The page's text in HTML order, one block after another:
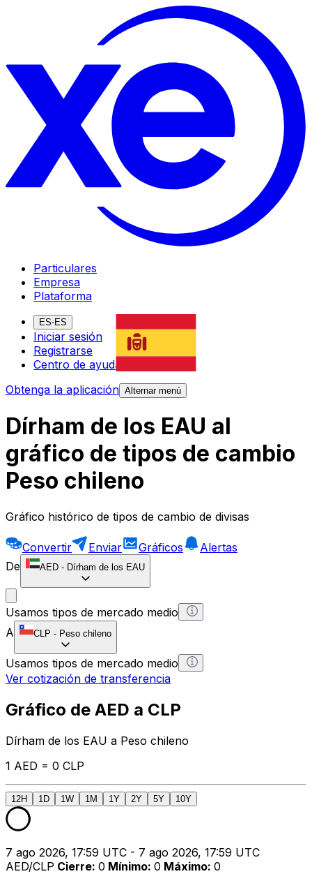
Particulares
Empresa
Plataforma
ES-ES
Iniciar sesión
Registrarse
Centro de ayuda
Obtenga la aplicación Alternar menú
Dírham de los EAU al
gráfico de tipos de cambio
Peso chileno
Gráfico histórico de tipos de cambio de divisas
Convertir Enviar Gráficos
Alertas
De
AED - Dírham de los EAU
Usamos tipos de mercado medio
A
CLP - Peso chileno
Usamos tipos de mercado medio
Ver cotización de transferencia
Gráfico de AED a CLP
Dírham de los EAU a Peso chileno
1 AED = 0 CLP
12H 1D 1W 1M 1Y 2Y 5Y 10Y
7 ago 2026, 17:59 UTC - 7 ago 2026, 17:59 UTC
AED/CLP Cierre: 0 Mínimo: 0 Máximo: 0